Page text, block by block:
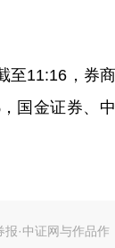
11:16，券
国金证券、
·中证网与作品作